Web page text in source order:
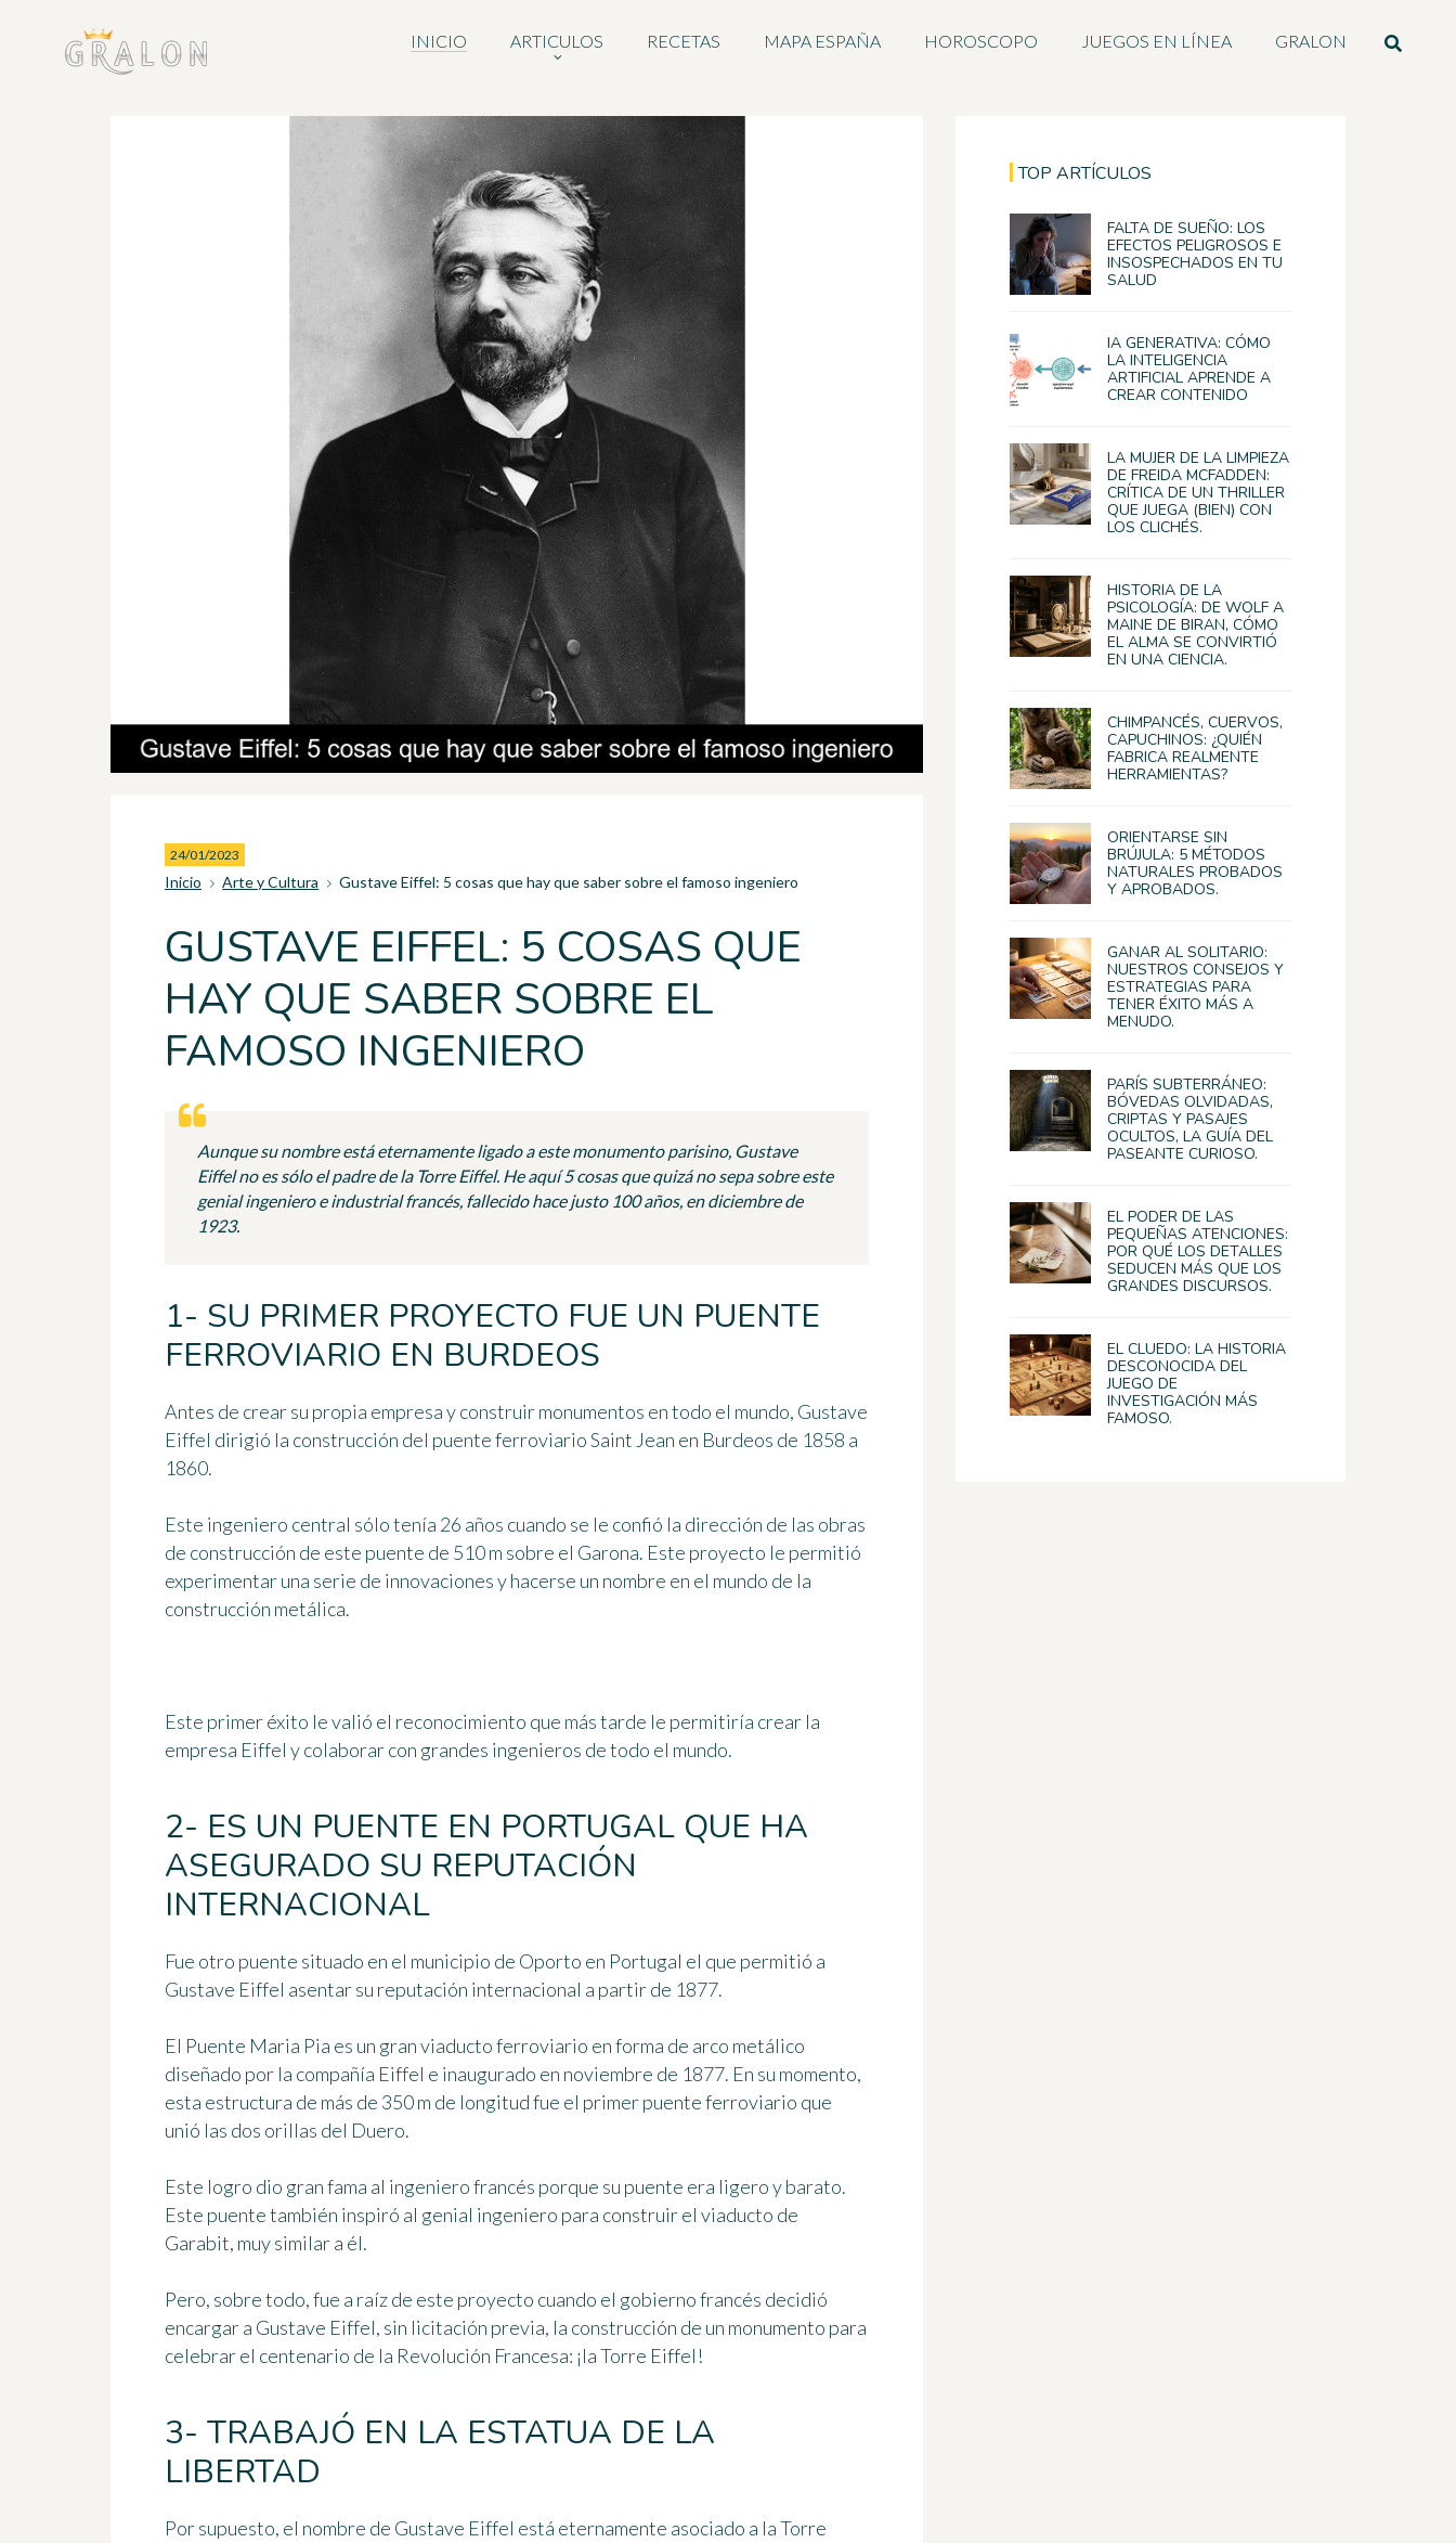
INICIO ARTICULOS RECETAS MAPA ESPAÑA HOROSCOPO JUEGOS EN LÍNEA GRALON
24/01/2023
Inicio Arte y Cultura Gustave Eiffel: 5 cosas que hay que saber sobre el famoso ingeniero
GUSTAVE EIFFEL: 5 COSAS QUE
HAY QUE SABER SOBRE EL
FAMOSO INGENIERO
Aunque su nombre está eternamente ligado a este monumento parisino, Gustave
Eiffel no es sólo el padre de la Torre Eiffel. He aquí 5 cosas que quizá no sepa sobre este
genial ingeniero e industrial francés, fallecido hace justo 100 años, en diciembre de
1923.
1- SU PRIMER PROYECTO FUE UN PUENTE
FERROVIARIO EN BURDEOS
Antes de crear su propia empresa y construir monumentos en todo el mundo, Gustave
Eiffel dirigió la construcción del puente ferroviarioSaint Jean en Burdeos de 1858 a
1860.
Este ingeniero central sólo tenía 26 años cuando se le confió la dirección de las obras
de construcción de este puente de 510 m sobre el Garona. Este proyecto le permitió
experimentar una serie de innovaciones y hacerse un nombre en el mundo de la
construcción metálica.
Este primer éxito le valió el reconocimiento que más tarde le permitiría crear la
empresa Eiffel y colaborar con grandes ingenieros de todo el mundo.
2- ES UN PUENTE EN PORTUGAL QUE HA
ASEGURADO SU REPUTACIÓN
INTERNACIONAL
Fue otro puente situado en el municipio de Oporto en Portugal el que permitió a
Gustave Eiffel asentar su reputación internacional a partir de 1877.
El Puente Maria Pia es un gran viaducto ferroviario en forma de arco metálico
diseñado por la compañía Eiffel e inaugurado en noviembre de 1877. En su momento,
esta estructura de más de 350 m de longitud fue el primer puente ferroviario que
unió las dos orillas del Duero.
Este logro dio gran fama al ingeniero francés porque su puente era ligero y barato.
Este puente también inspiró al genial ingeniero para construir el viaducto de
Garabit, muy similar a él.
Pero, sobre todo, fue a raíz de este proyecto cuando el gobierno francés decidió
encargar a Gustave Eiffel, sin licitación previa, la construcción de un monumento para
celebrar el centenario de la Revolución Francesa: ¡la Torre Eiffel!
3- TRABAJÓ EN LA ESTATUA DE LA
LIBERTAD
Por supuesto, el nombre de Gustave Eiffel está eternamente asociado a la Torre
TOP ARTÍCULOS
FALTA DE SUEÑO: LOS
EFECTOS PELIGROSOS E
INSOSPECHADOS EN TU
SALUD
IA GENERATIVA: CÓMO
LA INTELIGENCIA
ARTIFICIAL APRENDE A
CREAR CONTENIDO
LA MUJER DE LA LIMPIEZA
DE FREIDA MCFADDEN:
CRÍTICA DE UN THRILLER
QUE JUEGA (BIEN) CON
LOS CLICHÉS.
HISTORIA DE LA
PSICOLOGÍA: DE WOLF A
MAINE DE BIRAN, CÓMO
EL ALMA SE CONVIRTIÓ
EN UNA CIENCIA.
CHIMPANCÉS, CUERVOS,
CAPUCHINOS: ¿QUIÉN
FABRICA REALMENTE
HERRAMIENTAS?
ORIENTARSE SIN
BRÚJULA: 5 MÉTODOS
NATURALES PROBADOS
Y APROBADOS.
GANAR AL SOLITARIO:
NUESTROS CONSEJOS Y
ESTRATEGIAS PARA
TENER ÉXITO MÁS A
MENUDO.
PARÍS SUBTERRÁNEO:
BÓVEDAS OLVIDADAS,
CRIPTAS Y PASAJES
OCULTOS, LA GUÍA DEL
PASEANTE CURIOSO.
EL PODER DE LAS
PEQUEÑAS ATENCIONES:
POR QUÉ LOS DETALLES
SEDUCEN MÁS QUE LOS
GRANDES DISCURSOS.
EL CLUEDO: LA HISTORIA
DESCONOCIDA DEL
JUEGO DE
INVESTIGACIÓN MÁS
FAMOSO.